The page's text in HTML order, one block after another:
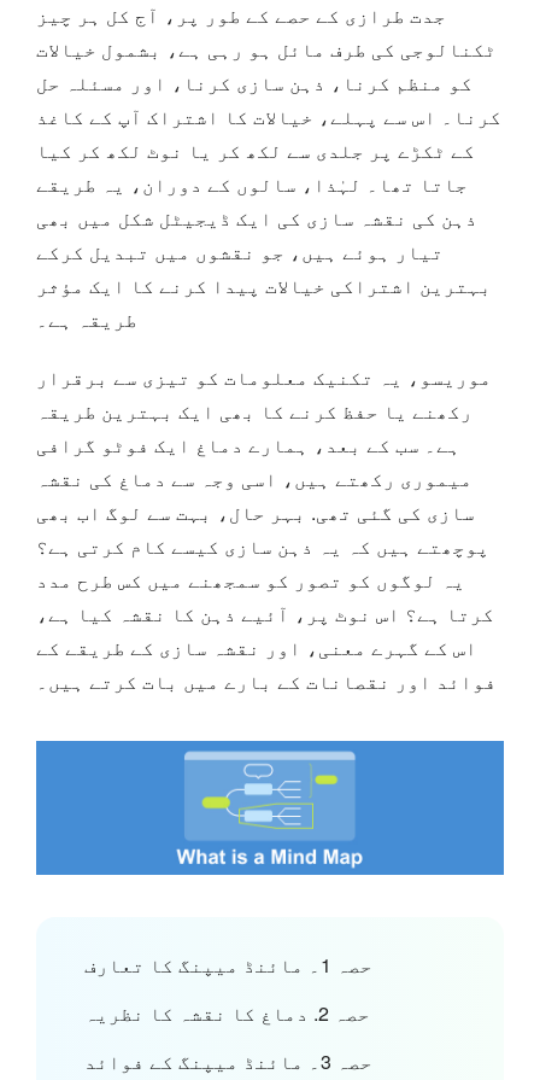
جدت طرازی کے حصے کے طور پر، آج کل ہر چیز
ٹکنالوجی کی طرف مائل ہو رہی ہے، بشمول خیالات
کو منظم کرنا، ذہن سازی کرنا، اور مسئلہ حل
کرنا۔ اس سے پہلے، خیالات کا اشتراک آپ کے کاغذ
کے ٹکڑے پر جلدی سے لکھ کر یا نوٹ لکھ کر کیا
جاتا تھا۔ لہٰذا، سالوں کے دوران، یہ طریقے
ذہن کی نقشہ سازی کی ایک ڈیجیٹل شکل میں بھی
تیار ہوئے ہیں، جو نقشوں میں تبدیل کرکے
بہترین اشتراکی خیالات پیدا کرنے کا ایک مؤثر
طریقہ ہے۔
موریسو، یہ تکنیک معلومات کو تیزی سے برقرار
رکھنے یا حفظ کرنے کا بھی ایک بہترین طریقہ
ہے۔ سب کے بعد، ہمارے دماغ ایک فوٹو گرافی
میموری رکھتے ہیں، اسی وجہ سے دماغ کی نقشہ
سازی کی گئی تھی. بہر حال، بہت سے لوگ اب بھی
پوچھتے ہیں کہ یہ ذہن سازی کیسے کام کرتی ہے؟
یہ لوگوں کو تصور کو سمجھنے میں کس طرح مدد
کرتا ہے؟ اس نوٹ پر، آئیے ذہن کا نقشہ کیا ہے،
اس کے گہرے معنی، اور نقشہ سازی کے طریقے کے
فوائد اور نقصانات کے بارے میں بات کرتے ہیں۔
حصہ 1۔ مائنڈ میپنگ کا تعارف
حصہ 2. دماغ کا نقشہ کا نظریہ
حصہ 3۔ مائنڈ میپنگ کے فوائد